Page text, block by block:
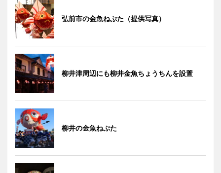
弘前市の金魚ねぷた（提供写真）
柳井津周辺にも柳井金魚ちょうちんを設置
柳井の金魚ねぷた